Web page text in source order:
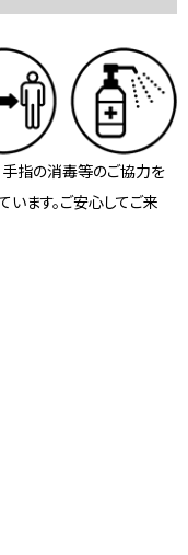
手指の消毒等のご協力を
います。ご安心してご来